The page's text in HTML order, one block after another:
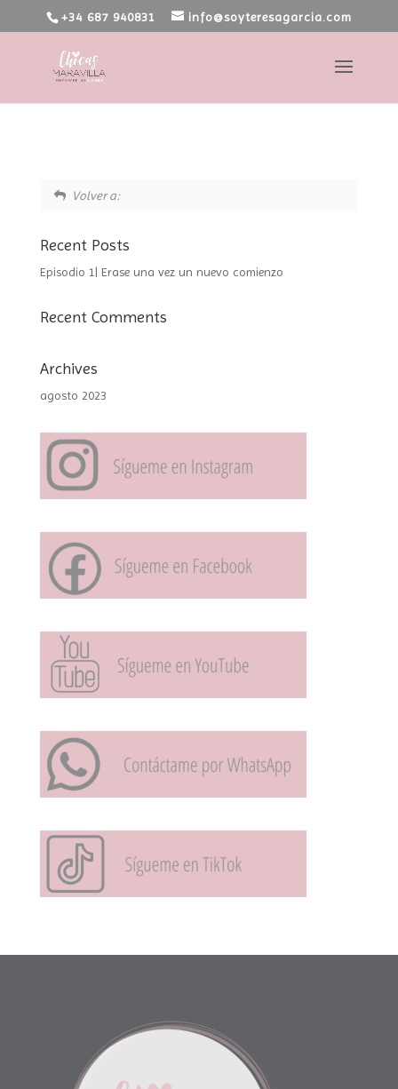
+34 687 940831 info@soyteresagarcia.com
Volver a:
Recent Posts
Episodio 1| Erase una vez un nuevo comienzo
Recent Comments
Archives
agosto 2023